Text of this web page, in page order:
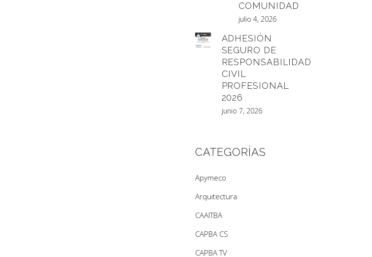
COMUNIDAD
julio 4, 2026
ADHESIÓN
SEGURO DE
RESPONSABILIDAD
CIVIL
PROFESIONAL
2026
junio 7, 2026
CATEGORÍAS
Apymeco
Arquitectura
CAAITBA
CAPBA CS
CAPBA TV